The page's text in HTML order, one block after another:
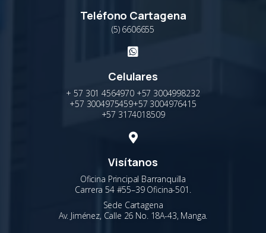
Teléfono Cartagena
(5) 6606655
Celulares
+ 57 301 4564970 +57 3004998232
+57 3004975459+57 3004976415
+57 3174018509
Visítanos
Oficina Principal Barranquilla
Carrera 54 #55–39 Oficina-501.
Sede Cartagena
Av. Jiménez, Calle 26 No. 18A-43, Manga.